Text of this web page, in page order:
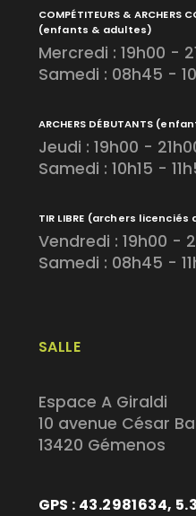
SALLE
Espace A Giraldi
10 avenue César
13420 Gémenos
GPS : 43.2981634,
COMPÉTITEURS & ARCHERS
(enfants & adultes)
Mercredi : 19h00 -
Samedi : 08h45 -
ARCHERS DÉBUTANTS
Jeudi : 19h00 -
Samedi : 10h15 -
TIR LIBRE (archers licenciés
Vendredi : 19h00 -
Samedi : 08h45 -